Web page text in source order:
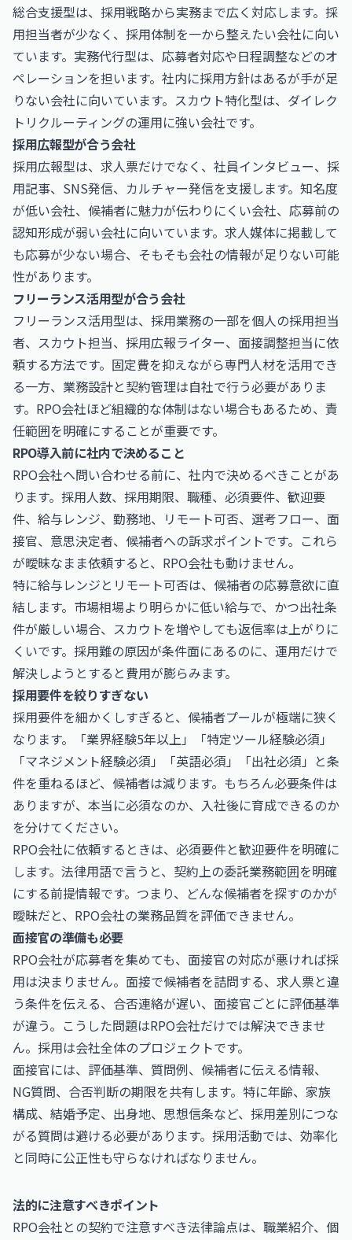
総合支援型は、採用戦略から実務まで広く対応します。採
用担当者が少なく、採用体制を一から整えたい会社に向い
ています。実務代行型は、応募者対応や日程調整などのオ
ペレーションを担います。社内に採用方針はあるが手が足
りない会社に向いています。スカウト特化型は、ダイレク
トリクルーティングの運用に強い会社です。
採用広報型が合う会社
採用広報型は、求人票だけでなく、社員インタビュー、採
用記事、SNS発信、カルチャー発信を支援します。知名度
が低い会社、候補者に魅力が伝わりにくい会社、応募前の
認知形成が弱い会社に向いています。求人媒体に掲載して
も応募が少ない場合、そもそも会社の情報が足りない可能
性があります。
フリーランス活用型が合う会社
フリーランス活用型は、採用業務の一部を個人の採用担当
者、スカウト担当、採用広報ライター、面接調整担当に依
頼する方法です。固定費を抑えながら専門人材を活用でき
る一方、業務設計と契約管理は自社で行う必要がありま
す。RPO会社ほど組織的な体制はない場合もあるため、責
任範囲を明確にすることが重要です。
RPO導入前に社内で決めること
RPO会社へ問い合わせる前に、社内で決めるべきことがあ
ります。採用人数、採用期限、職種、必須要件、歓迎要
件、給与レンジ、勤務地、リモート可否、選考フロー、面
接官、意思決定者、候補者への訴求ポイントです。これら
が曖昧なまま依頼すると、RPO会社も動けません。
特に給与レンジとリモート可否は、候補者の応募意欲に直
結します。市場相場より明らかに低い給与で、かつ出社条
件が厳しい場合、スカウトを増やしても返信率は上がりに
くいです。採用難の原因が条件面にあるのに、運用だけで
解決しようとすると費用が膨らみます。
採用要件を絞りすぎない
採用要件を細かくしすぎると、候補者プールが極端に狭く
なります。「業界経験5年以上」「特定ツール経験必須」
「マネジメント経験必須」「英語必須」「出社必須」と条
件を重ねるほど、候補者は減ります。もちろん必要条件は
ありますが、本当に必須なのか、入社後に育成できるのか
を分けてください。
RPO会社に依頼するときは、必須要件と歓迎要件を明確に
します。法律用語で言うと、契約上の委託業務範囲を明確
にする前提情報です。つまり、どんな候補者を探すのかが
曖昧だと、RPO会社の業務品質を評価できません。
面接官の準備も必要
RPO会社が応募者を集めても、面接官の対応が悪ければ採
用は決まりません。面接で候補者を詰問する、求人票と違
う条件を伝える、合否連絡が遅い、面接官ごとに評価基準
が違う。こうした問題はRPO会社だけでは解決できませ
ん。採用は会社全体のプロジェクトです。
面接官には、評価基準、質問例、候補者に伝える情報、
NG質問、合否判断の期限を共有します。特に年齢、家族
構成、結婚予定、出身地、思想信条など、採用差別につな
がる質問は避ける必要があります。採用活動では、効率化
と同時に公正性も守らなければなりません。
法的に注意すべきポイント
RPO会社との契約で注意すべき法律論点は、職業紹介、個